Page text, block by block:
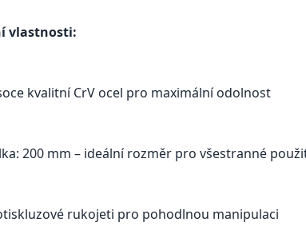
vlastnosti:
kvalitní CrV ocel pro maximální odolnost
200 mm – ideální rozměr pro všestranné
rukojeti pro pohodlnou manipulaci